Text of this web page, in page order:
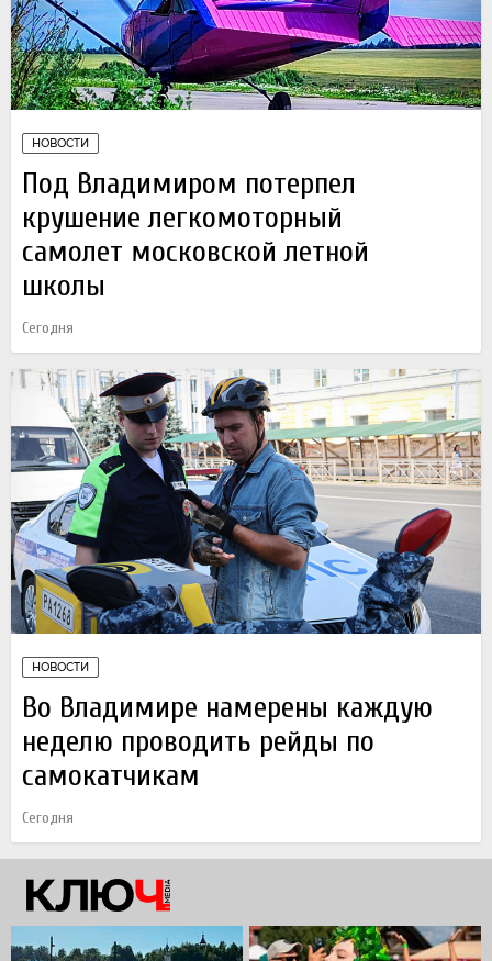
НОВОСТИ
Под Владимиром потерпел
крушение легкомоторный
самолет московской летной
школы
Сегодня
НОВОСТИ
Во Владимире намерены каждую
неделю проводить рейды по
самокатчикам
Сегодня